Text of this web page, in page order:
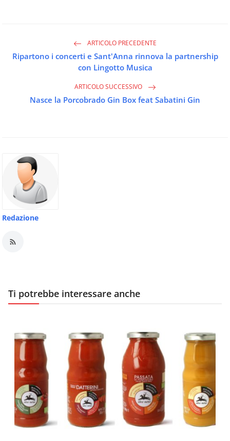
ARTICOLO PRECEDENTE
Ripartono i concerti e Sant'Anna rinnova la partnership
con Lingotto Musica
ARTICOLO SUCCESSIVO
Nasce la Porcobrado Gin Box feat Sabatini Gin
Redazione
Ti potrebbe interessare anche